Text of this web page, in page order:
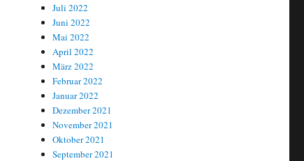
Juli 2022
Juni 2022
Mai 2022
April 2022
März 2022
Februar 2022
Januar 2022
Dezember 2021
November 2021
Oktober 2021
September 2021